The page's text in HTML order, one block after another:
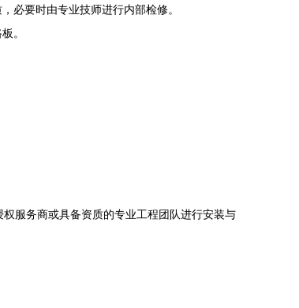
必要时由专业技师进行内部检修。
。
服务商或具备资质的专业工程团队进行安装与